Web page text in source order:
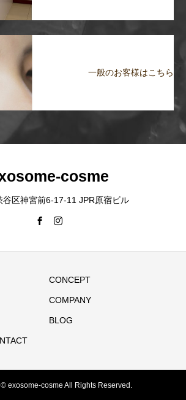
一般のお客様はこちら
cosme
谷区神宮前6-17-11 JPR原宿ビル
CONCEPT
COMPANY
BLOG
exosome-cosme All Rights Reserved.